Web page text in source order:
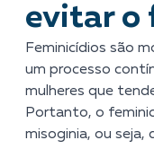
evitar o
Feminicídios são
um processo
mulheres que
Portanto, o
misoginia, ou seja,